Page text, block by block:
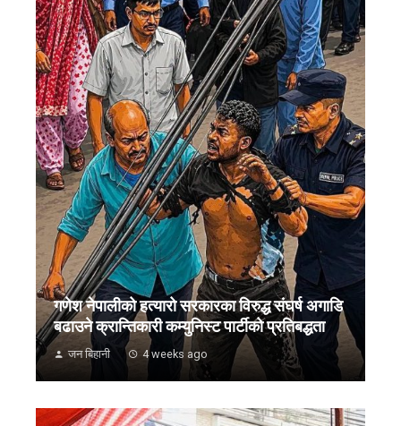
गणेश नेपालीको हत्यारो सरकारका विरुद्ध संघर्ष अगाडि
बढाउने क्रान्तिकारी कम्युनिस्ट पार्टीको प्रतिबद्धता
जन बिहानी 4 weeks ago